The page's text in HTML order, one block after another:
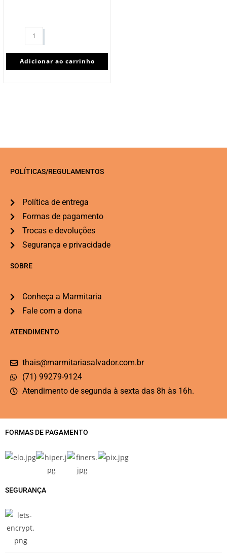
Adicionar ao carrinho
POLÍTICAS/REGULAMENTOS
Política de entrega
Formas de pagamento
Trocas e devoluções
Segurança e privacidade
SOBRE
Conheça a Marmitaria
Fale com a dona
ATENDIMENTO
thais@marmitariasalvador.com.br
(71) 99279-9124
Atendimento de segunda à sexta das 8h às 16h.
FORMAS DE PAGAMENTO
SEGURANÇA